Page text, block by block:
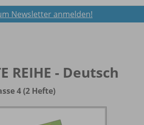
Newsletter anmelden!
REIHE - Deutsch
4 (2 Hefte)